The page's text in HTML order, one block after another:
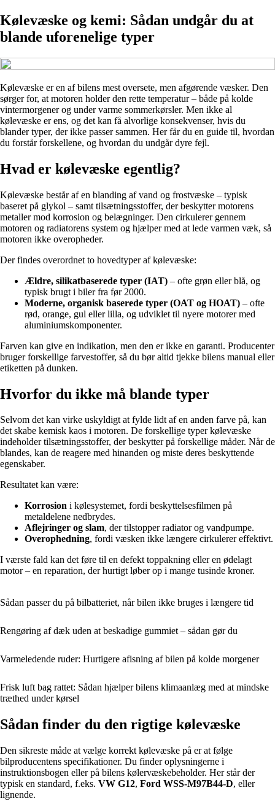
Kølevæske og kemi: Sådan undgår du at
blande uforenelige typer
Kølevæske er en af bilens mest oversete, men afgørende væsker. Den
sørger for, at motoren holder den rette temperatur – både på kolde
vintermorgener og under varme sommerkørsler. Men ikke al
kølevæske er ens, og det kan få alvorlige konsekvenser, hvis du
blander typer, der ikke passer sammen. Her får du en guide til, hvordan
du forstår forskellene, og hvordan du undgår dyre fejl.
Hvad er kølevæske egentlig?
Kølevæske består af en blanding af vand og frostvæske – typisk
baseret på glykol – samt tilsætningsstoffer, der beskytter motorens
metaller mod korrosion og belægninger. Den cirkulerer gennem
motoren og radiatorens system og hjælper med at lede varmen væk, så
motoren ikke overopheder.
Der findes overordnet to hovedtyper af kølevæske:
Ældre, silikatbaserede typer (IAT) – ofte grøn eller blå, og
typisk brugt i biler fra før 2000.
Moderne, organisk baserede typer (OAT og HOAT) – ofte
rød, orange, gul eller lilla, og udviklet til nyere motorer med
aluminiumskomponenter.
Farven kan give en indikation, men den er ikke en garanti. Producenter
bruger forskellige farvestoffer, så du bør altid tjekke bilens manual eller
etiketten på dunken.
Hvorfor du ikke må blande typer
Selvom det kan virke uskyldigt at fylde lidt af en anden farve på, kan
det skabe kemisk kaos i motoren. De forskellige typer kølevæske
indeholder tilsætningsstoffer, der beskytter på forskellige måder. Når de
blandes, kan de reagere med hinanden og miste deres beskyttende
egenskaber.
Resultatet kan være:
Korrosion i kølesystemet, fordi beskyttelsesfilmen på
metaldelene nedbrydes.
Aflejringer og slam, der tilstopper radiator og vandpumpe.
Overophedning, fordi væsken ikke længere cirkulerer effektivt.
I værste fald kan det føre til en defekt toppakning eller en ødelagt
motor – en reparation, der hurtigt løber op i mange tusinde kroner.
Sådan passer du på bilbatteriet, når bilen ikke bruges i længere tid
Rengøring af dæk uden at beskadige gummiet – sådan gør du
Varmeledende ruder: Hurtigere afisning af bilen på kolde morgener
Frisk luft bag rattet: Sådan hjælper bilens klimaanlæg med at mindske
træthed under kørsel
Sådan finder du den rigtige kølevæske
Den sikreste måde at vælge korrekt kølevæske på er at følge
bilproducentens specifikationer. Du finder oplysningerne i
instruktionsbogen eller på bilens kølervæskebeholder. Her står der
typisk en standard, f.eks. VW G12, Ford WSS-M97B44-D, eller
lignende.